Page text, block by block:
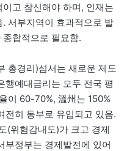
고 참신해야 하며, 인재는
서부지역이 효과적으로 발
합적으로 필요함.
총경리)섬서는 새로운 제도
행예대금리는 모두 전국 평
이 60-70%, 溫州는 150%
전히 동부로 유입되고 있음.
(위험감내도)가 크고 경제
부정부는 경제발전에 있어